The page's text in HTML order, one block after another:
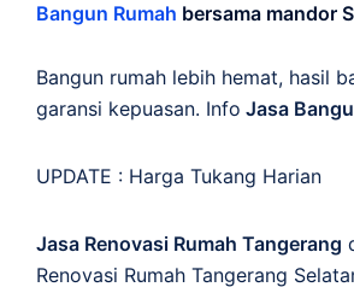
Bangun Rumah bersama mandor
Bangun rumah lebih hemat, hasil
garansi kepuasan. Info Jasa
UPDATE : Harga Tukang Harian
Jasa Renovasi Rumah Tangerang
Renovasi Rumah Tangerang